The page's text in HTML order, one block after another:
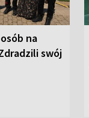
na
swój